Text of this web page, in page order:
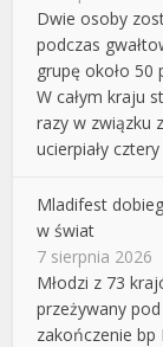
Dwie osoby
podczas
grupę około 50
W całym kraju
razy w związku
ucierpiały
Mladifest
w świat
7 sierpnia 2026
Młodzi z 73
przeżywany pod
zakończenie bp